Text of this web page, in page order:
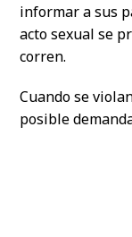
informar a sus
acto sexual se
corren.
Cuando se
posible